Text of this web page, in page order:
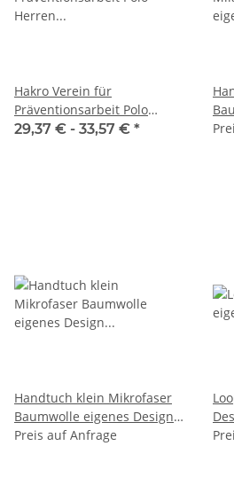
Hakro Verein für
Präventionsarbeit Polo
Herren NO. 810 Farbe Tinte
29,37 € - 33,57 € *
Handtuch klein Mikrofaser
Baumwolle eigenes Design
Musterhandtuch
Preis auf Anfrage